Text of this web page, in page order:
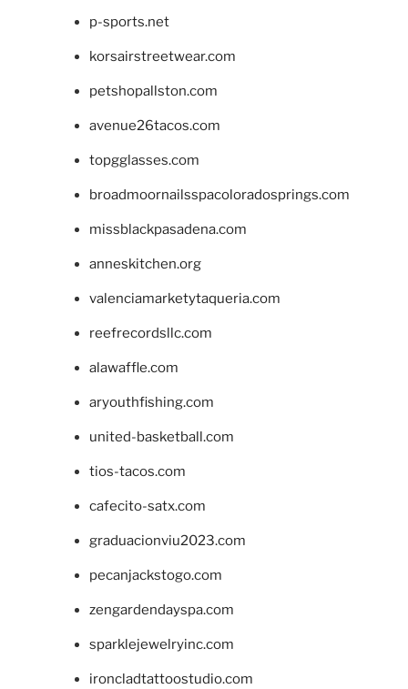
p-sports.net
korsairstreetwear.com
petshopallston.com
avenue26tacos.com
topgglasses.com
broadmoornailsspacoloradosprings.com
missblackpasadena.com
anneskitchen.org
valenciamarketytaqueria.com
reefrecordsllc.com
alawaffle.com
aryouthfishing.com
united-basketball.com
tios-tacos.com
cafecito-satx.com
graduacionviu2023.com
pecanjackstogo.com
zengardendayspa.com
sparklejewelryinc.com
ironcladtattoostudio.com